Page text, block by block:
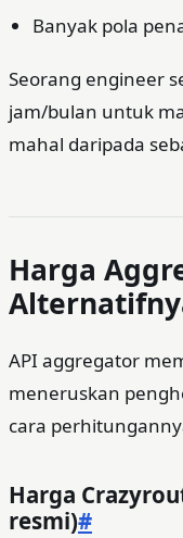
Banyak pola
Seorang engineer
jam/bulan untuk
mahal daripada
Harga
API aggregator
meneruskan
cara
Harga
resmi)#